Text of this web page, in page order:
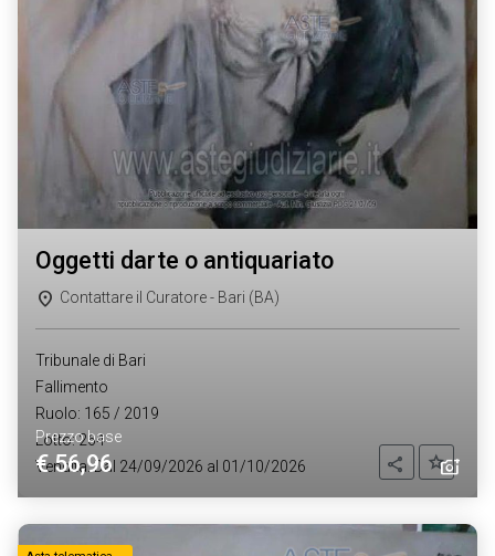
Prezzo base
€ 56,96
oggetti darte o antiquariato
Contattare il Curatore - Bari (BA)
Tribunale di Bari
Fallimento
Ruolo: 165 / 2019
Lotto: 264
Vendita: Dal 24/09/2026 al 01/10/2026
Condividi